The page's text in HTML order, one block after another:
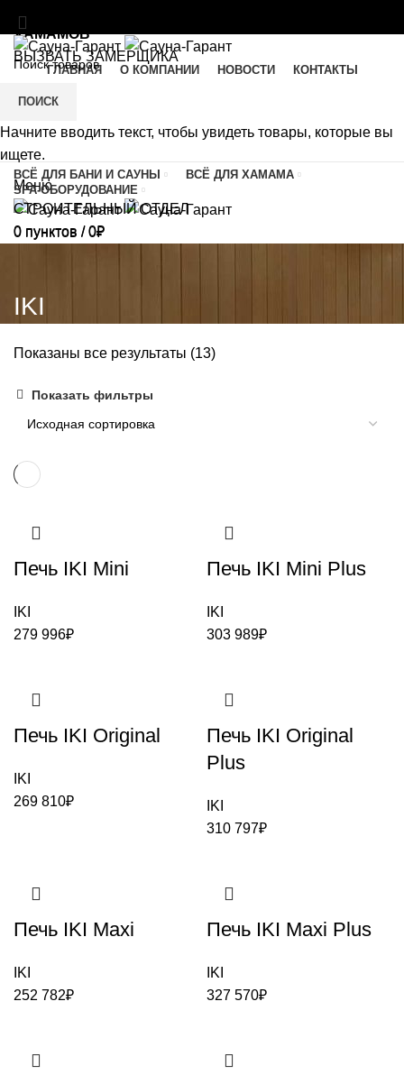
ХАМАМОВ
ВЫЗВАТЬ ЗАМЕРЩИКА
ГЛАВНАЯ О КОМПАНИИ НОВОСТИ КОНТАКТЫ
Меню
0 пунктов / 0₽
ВСЁ ДЛЯ БАНИ И САУНЫ
ВСЁ ДЛЯ ХАМАМА
SPA-ОБОРУДОВАНИЕ
СТРОИТЕЛЬНЫЙ ОТДЕЛ
0 пунктов / 0₽
IKI
Показаны все результаты (13)
Показать фильтры
Печь IKI Mini
IKI
279 996₽
Печь IKI Mini Plus
IKI
303 989₽
Печь IKI Original
IKI
269 810₽
Печь IKI Original
Plus
IKI
310 797₽
Печь IKI Maxi
IKI
252 782₽
Печь IKI Maxi Plus
IKI
327 570₽
ПОИСК
Начните вводить текст, чтобы увидеть товары, которые вы
ищете.